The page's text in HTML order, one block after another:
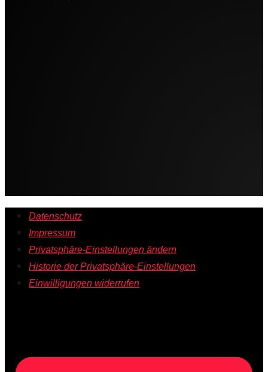
Datenschutz
Impressum
Privatsphäre-Einstellungen ändern
Historie der Privatsphäre-Einstellungen
Einwilligungen widerrufen